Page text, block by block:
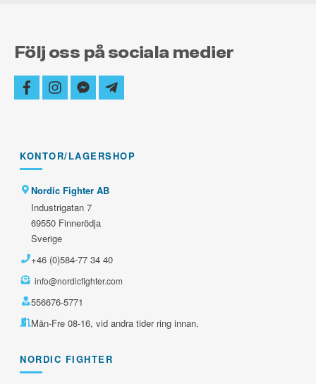
Följ oss på sociala medier
facebookinstagram
facebook-
messenger
telegram-
plane
KONTOR/LAGERSHOP
Nordic Fighter AB
Industrigatan 7
69550 Finnerödja
Sverige
+46 (0)584-77 34 40
info@nordicfighter.com
556676-5771
Mån-Fre 08-16, vid andra tider ring innan.
NORDIC FIGHTER